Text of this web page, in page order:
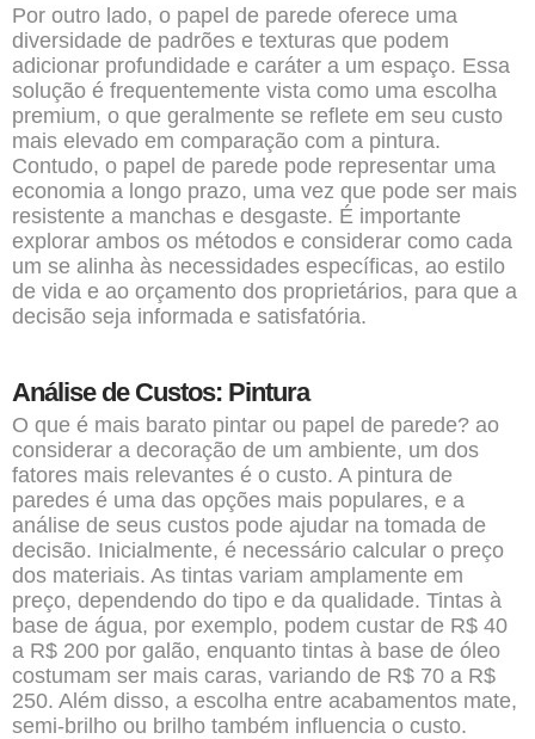
Por outro lado, o papel de parede oferece uma
diversidade de padrões e texturas que podem
adicionar profundidade e caráter a um espaço. Essa
solução é frequentemente vista como uma escolha
premium, o que geralmente se reflete em seu custo
mais elevado em comparação com a pintura.
Contudo, o papel de parede pode representar uma
economia a longo prazo, uma vez que pode ser mais
resistente a manchas e desgaste. É importante
explorar ambos os métodos e considerar como cada
um se alinha às necessidades específicas, ao estilo
de vida e ao orçamento dos proprietários, para que a
decisão seja informada e satisfatória.
Análise de Custos: Pintura
O que é mais barato pintar ou papel de parede? ao
considerar a decoração de um ambiente, um dos
fatores mais relevantes é o custo. A pintura de
paredes é uma das opções mais populares, e a
análise de seus custos pode ajudar na tomada de
decisão. Inicialmente, é necessário calcular o preço
dos materiais. As tintas variam amplamente em
preço, dependendo do tipo e da qualidade. Tintas à
base de água, por exemplo, podem custar de R$ 40
a R$ 200 por galão, enquanto tintas à base de óleo
costumam ser mais caras, variando de R$ 70 a R$
250. Além disso, a escolha entre acabamentos mate,
semi-brilho ou brilho também influencia o custo.